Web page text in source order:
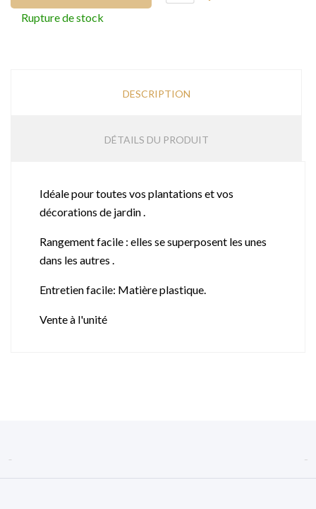
Rupture de stock
DESCRIPTION
DÉTAILS DU PRODUIT
Idéale pour toutes vos plantations et vos
décorations de jardin .
Rangement facile : elles se superposent les unes
dans les autres .
Entretien facile: Matière plastique.
Vente à l'unité
 